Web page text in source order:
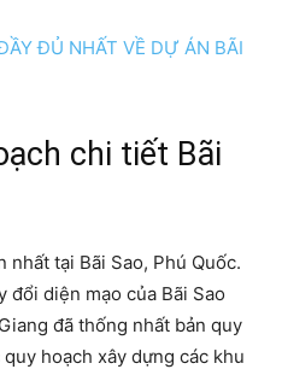
ĐỦ NHẤT VỀ DỰ ÁN BÃI
chi tiết Bãi
nhất tại Bãi Sao, Phú Quốc.
đổi diện mạo của Bãi Sao
đã thống nhất bản quy
hoạch xây dựng các khu